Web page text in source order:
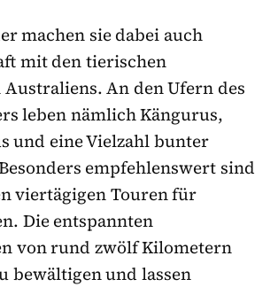
machen sie dabei auch
mit den tierischen
An den Ufern des
leben nämlich Kängurus,
und eine Vielzahl bunter
empfehlenswert sind
viertägigen Touren für
Die entspannten
von rund zwölf Kilometern
bewältigen und lassen